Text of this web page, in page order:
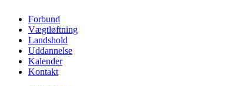
Forbund
Vægtløftning
Landshold
Uddannelse
Kalender
Kontakt